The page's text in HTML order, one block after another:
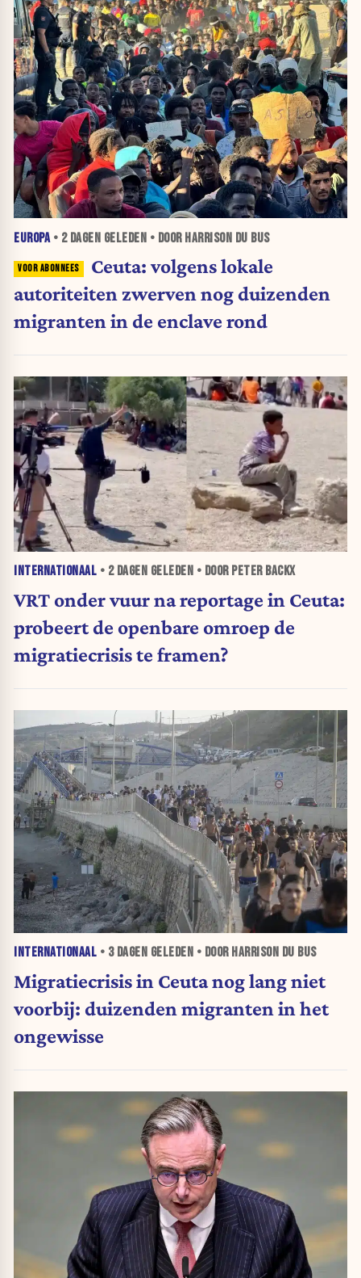
EUROPA• 2 DAGEN GELEDEN • DOOR HARRISON DU BUS
Ceuta: volgens lokale
autoriteiten zwerven nog duizenden
migranten in de enclave rond
INTERNATIONAAL • 2 DAGEN GELEDEN • DOOR PETER BACKX
VRT onder vuur na reportage in Ceuta:
probeert de openbare omroep de
migratiecrisis te framen?
INTERNATIONAAL • 3 DAGEN GELEDEN • DOOR HARRISON DU BUS
Migratiecrisis in Ceuta nog lang niet
voorbij: duizenden migranten in het
ongewisse